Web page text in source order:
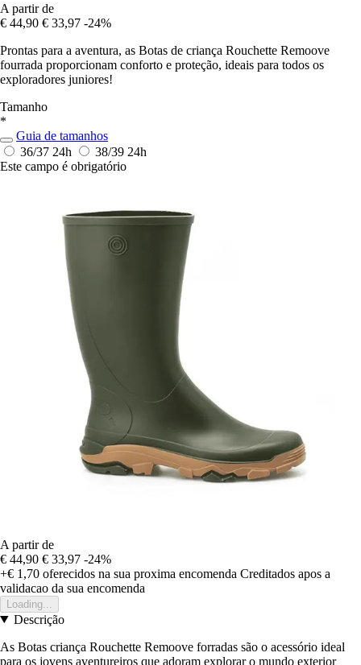
A partir de
€ 44,90 € 33,97 -24%
Prontas para a aventura, as Botas de criança Rouchette Remoove
fourrada proporcionam conforto e proteção, ideais para todos os
exploradores juniores!
Tamanho
*
Guia de tamanhos
36/37 24h 38/39 24h
Este campo é obrigatório
A partir de
€ 44,90 € 33,97 -24%
+€ 1,70 oferecidos na sua proxima encomenda Creditados apos a
validacao da sua encomenda
Loading...
Descrição
As Botas criança Rouchette Remoove forradas são o acessório ideal
para os jovens aventureiros que adoram explorar o mundo exterior